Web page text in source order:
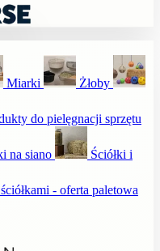
Miarki Żłoby
do pielęgnacji sprzętu
na siano Ściółki i
- oferta paletowa